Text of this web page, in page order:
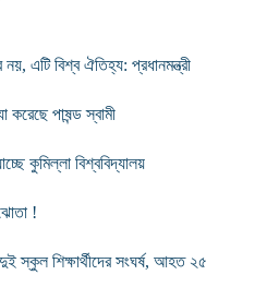
এটি বিশ্ব ঐতিহ্য: প্রধানমন্ত্রী
পাষন্ড স্বামী
কুমিল্লা বিশ্ববিদ্যালয়
!
স্কুল শিক্ষার্থীদের সংঘর্ষ, আহত ২৫